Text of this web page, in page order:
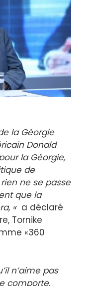
la Géorgie
Donald
la Géorgie,
de
ne se passe
que la
« a déclaré
Tornike
«360
n’aime pas
comporte,